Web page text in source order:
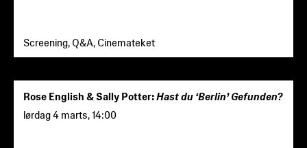
Screening, Q&A, Cinemateket
Rose English & Sally Potter: Hast du ‘Berlin’ Gefunden?
lørdag 4 marts ,14:00